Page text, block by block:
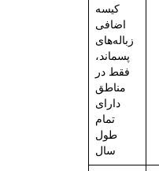
کیسه
اضافی
زباله‌های
پسماند،
فقط در
مناطق
دارای
تمام
طول
سال